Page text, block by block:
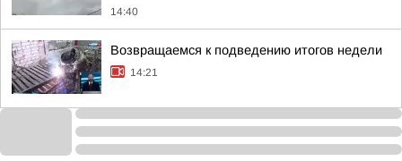
14:40
Возвращаемся к подведению итогов недели
14:21